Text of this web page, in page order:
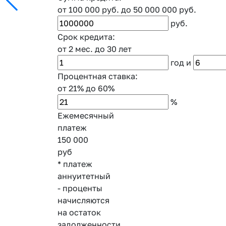
от 100 000 руб. до 50 000 000 руб.
руб.
Срок кредита:
от 2 мес. до 30 лет
год и
Процентная ставка:
от 21% до 60%
%
Ежемесячный
платеж
150 000
руб
* платеж
аннуитетный
- проценты
начисляются
на остаток